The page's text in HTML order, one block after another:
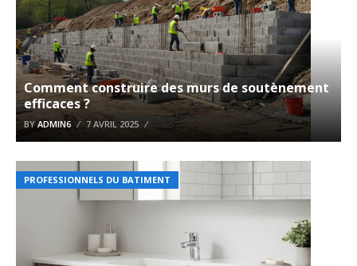
Comment construire des murs de soutènement
efficaces ?
BYADMIN6 7 AVRIL 2025
PROFESSIONNELS DU BATIMENT